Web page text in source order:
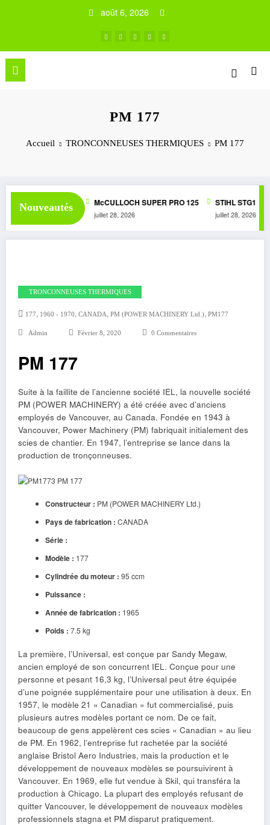
août 6, 2026
PM 177
Accueil TRONCONNEUSES THERMIQUES PM 177
Nouveautés
1050 AUTOMATIC McCULLOCH SUPER PRO 125
juillet 28, 2026
STIHL STG1
juillet 28, 2026
TRONCONNEUSES THERMIQUES
177, 1960 - 1970, CANADA, PM (POWER MACHINERY Ltd.), PM177
Admin Février 8, 2020 0 Commentaires
PM 177
Suite à la faillite de l’ancienne société IEL, la nouvelle société
PM (POWER MACHINERY) a été créée avec d’anciens
employés de Vancouver, au Canada. Fondée en 1943 à
Vancouver, Power Machinery (PM) fabriquait initialement des
scies de chantier. En 1947, l’entreprise se lance dans la
production de tronçonneuses.
Constructeur : PM (POWER MACHINERY Ltd.)
Pays de fabrication : CANADA
Série :
Modèle : 177
Cylindrée du moteur : 95 ccm
Puissance :
Année de fabrication : 1965
Poids : 7.5 kg
La première, l’Universal, est conçue par Sandy Megaw,
ancien employé de son concurrent IEL. Conçue pour une
personne et pesant 16,3 kg, l’Universal peut être équipée
d’une poignée supplémentaire pour une utilisation à deux. En
1957, le modèle 21 « Canadian » fut commercialisé, puis
plusieurs autres modèles portant ce nom. De ce fait,
beaucoup de gens appelèrent ces scies « Canadian » au lieu
de PM. En 1962, l’entreprise fut rachetée par la société
anglaise Bristol Aero Industries, mais la production et le
développement de nouveaux modèles se poursuivirent à
Vancouver. En 1969, elle fut vendue à Skil, qui transféra la
production à Chicago. La plupart des employés refusant de
quitter Vancouver, le développement de nouveaux modèles
professionnels stagna et PM disparut pratiquement.